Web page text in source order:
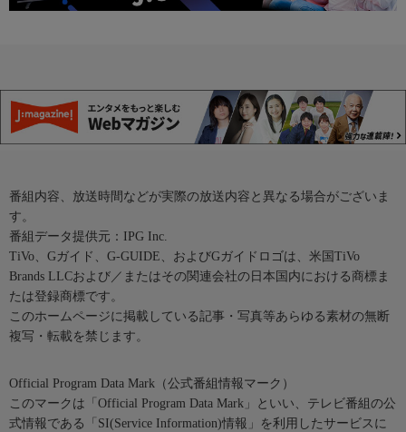
番組内容、放送時間などが実際の放送内容と異なる場合がございま
す。
番組データ提供元：IPG Inc.
TiVo、Gガイド、G-GUIDE、およびGガイドロゴは、米国TiVo
Brands LLCおよび／またはその関連会社の日本国内における商標ま
たは登録商標です。
このホームページに掲載している記事・写真等あらゆる素材の無断
複写・転載を禁じます。
Official Program Data Mark（公式番組情報マーク）
このマークは「Official Program Data Mark」といい、テレビ番組の公
式情報である「SI(Service Information)情報」を利用したサービスに